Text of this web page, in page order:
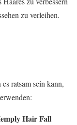
zu verleihen.
ratsam sein kann,
Hair Fall